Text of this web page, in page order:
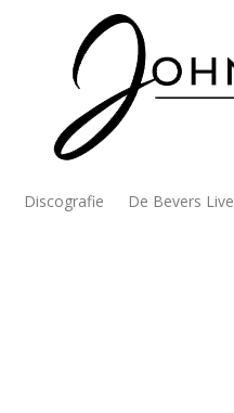
Discografie De Bevers Live